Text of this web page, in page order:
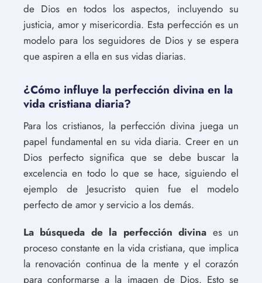
de Dios en todos los aspectos, incluyendo su
justicia, amor y misericordia. Esta perfección es un
modelo para los seguidores de Dios y se espera
que aspiren a ella en sus vidas diarias.
¿Cómo influye la perfección divina en la
vida cristiana diaria?
Para los cristianos, la perfección divina juega un
papel fundamental en su vida diaria. Creer en un
Dios perfecto significa que se debe buscar la
excelencia en todo lo que se hace, siguiendo el
ejemplo de Jesucristo quien fue el modelo
perfecto de amor y servicio a los demás.
La búsqueda de la perfección divina es un
proceso constante en la vida cristiana, que implica
la renovación continua de la mente y el corazón
para conformarse a la imagen de Dios. Esto se